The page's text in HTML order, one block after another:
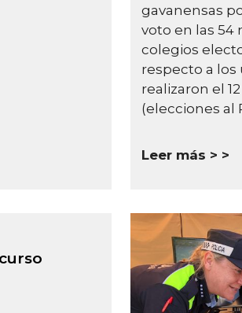
gavanensas
voto en las 54
colegios
respecto a
realizaron el
(elecciones al
Leer más >